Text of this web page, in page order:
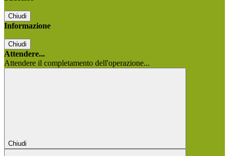
Chiudi
Informazione
Chiudi
Attendere...
Attendere il completamento dell'operazione...
Chiudi